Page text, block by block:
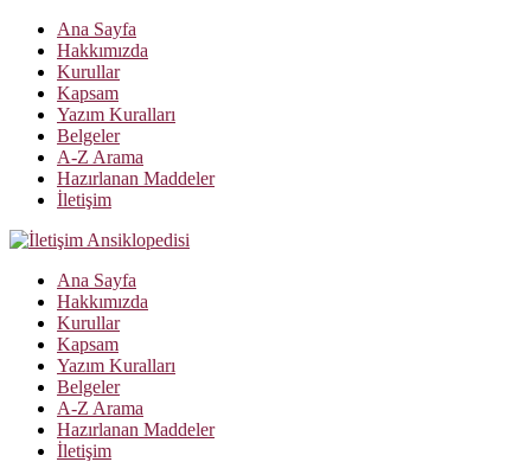
Ana Sayfa
Hakkımızda
Kurullar
Kapsam
Yazım Kuralları
Belgeler
A-Z Arama
Hazırlanan Maddeler
İletişim
Ana Sayfa
Hakkımızda
Kurullar
Kapsam
Yazım Kuralları
Belgeler
A-Z Arama
Hazırlanan Maddeler
İletişim